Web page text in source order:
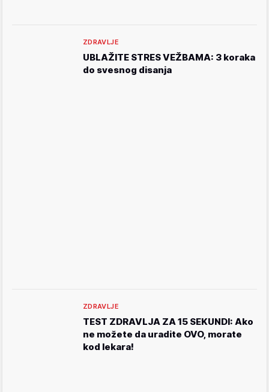
ZDRAVLJE
UBLAŽITE STRES VEŽBAMA: 3 koraka
do svesnog disanja
ZDRAVLJE
TEST ZDRAVLJA ZA 15 SEKUNDI: Ako
ne možete da uradite OVO, morate
kod lekara!